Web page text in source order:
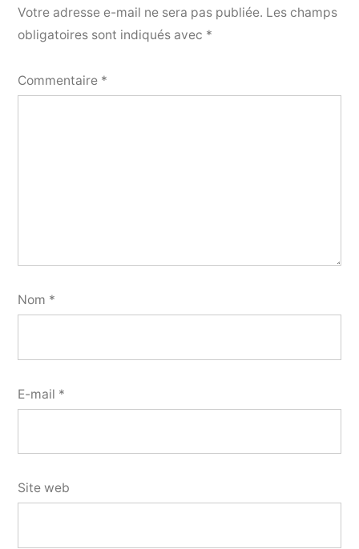
Votre adresse e-mail ne sera pas publiée. Les champs
obligatoires sont indiqués avec *
Commentaire *
Nom *
E-mail *
Site web